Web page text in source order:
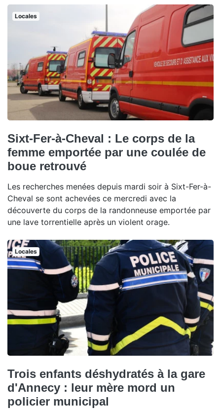
Locales
Sixt-Fer-à-Cheval : Le corps de la
femme emportée par une coulée de
boue retrouvé
Les recherches menées depuis mardi soir à Sixt-Fer-à-
Cheval se sont achevées ce mercredi avec la
découverte du corps de la randonneuse emportée par
une lave torrentielle après un violent orage.
Locales
Trois enfants déshydratés à la gare
d'Annecy : leur mère mord un
policier municipal